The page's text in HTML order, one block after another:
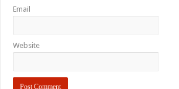
Email
Website